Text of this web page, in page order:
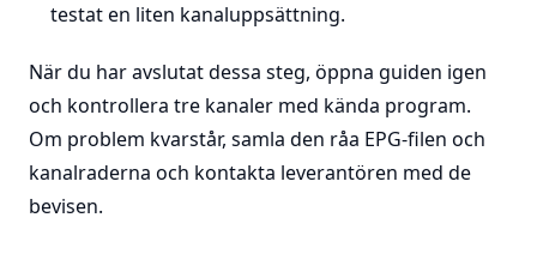
testat en liten kanaluppsättning.
När du har avslutat dessa steg, öppna guiden igen
och kontrollera tre kanaler med kända program.
Om problem kvarstår, samla den råa EPG-filen och
kanalraderna och kontakta leverantören med de
bevisen.